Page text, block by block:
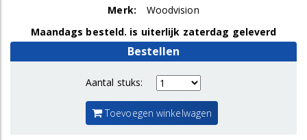
Merk:
Woodvision
Maandags besteld. is uiterlijk zaterdag geleverd
Bestellen
Aantal stuks:
Toevoegen winkelwagen